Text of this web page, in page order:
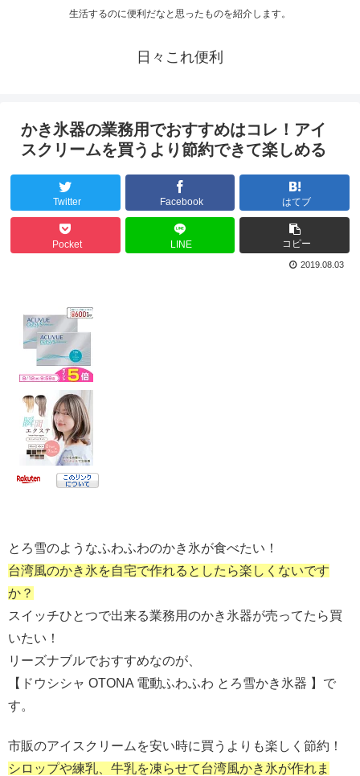
生活するのに便利だなと思ったものを紹介します。
日々これ便利
かき氷器の業務用でおすすめはコレ！アイ
スクリームを買うより節約できて楽しめる
Twitter Facebook はてブ
Pocket LINE コピー
2019.08.03
とろ雪のようなふわふわのかき氷が食べたい！
台湾風のかき氷を自宅で作れるとしたら楽しくないです
か？
スイッチひとつで出来る業務用のかき氷器が売ってたら買
いたい！
リーズナブルでおすすめなのが、
【ドウシシャ OTONA 電動ふわふわ とろ雪かき氷器 】で
す。
市販のアイスクリームを安い時に買うよりも楽しく節約！
シロップや練乳、牛乳を凍らせて台湾風かき氷が作れま